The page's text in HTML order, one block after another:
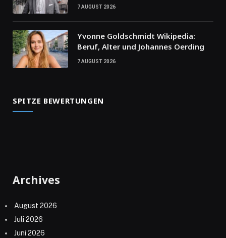
7 AUGUST 2026
Yvonne Goldschmidt Wikipedia:
Beruf, Alter und Johannes Oerding
7 AUGUST 2026
SPITZE BEWERTUNGEN
Archives
August 2026
Juli 2026
Juni 2026